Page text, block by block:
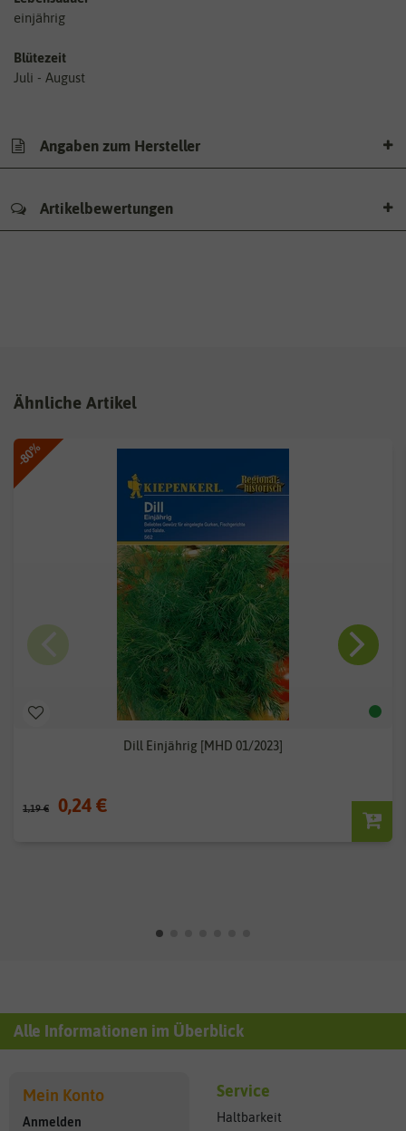
einjährig
Blütezeit
Juli - August
Angaben zum Hersteller
Artikelbewertungen
Ähnliche Artikel
-80%
Dill Einjährig [MHD 01/2023]
1,19 € 0,24 €
Alle Informationen im Überblick
Mein Konto
Anmelden
Service
Haltbarkeit